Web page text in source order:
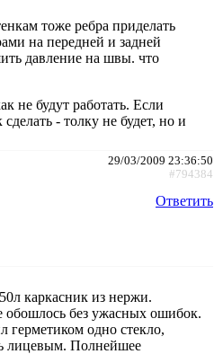
тоже ребра приделать
на передней и задней
давление на швы. что
не будут работать. Если
- толку не будет, но и
29/03/2009 23:36:50
#794384
Ответить
каркасник из нержи.
обошлось без ужасных ошибок.
герметиком одно стекло,
лицевым. Полнейшее